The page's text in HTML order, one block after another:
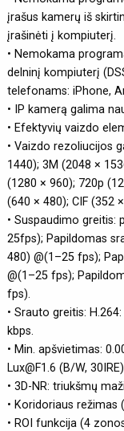
įrašus kamerų iš
įrašinėti į kompiuterį.
• Nemokama
delninį kompiuterį
telefonams: iPhone,
• IP kamerą galima
• Efektyvių vaizdo
• Vaizdo rezoliucijos
1440); 3M (2048 ×
(1280 × 960); 720p
(640 × 480); CIF (352
• Suspaudimo greitis:
25fps); Papildomas
480) @(1–25 fps);
@(1–25 fps);
fps).
• Srauto greitis:
kbps.
• Min. apšvietimas:
Lux@F1.6 (B/W,
• 3D-NR: triukšmų
• Koridoriaus režimas
• ROI funkcija (4